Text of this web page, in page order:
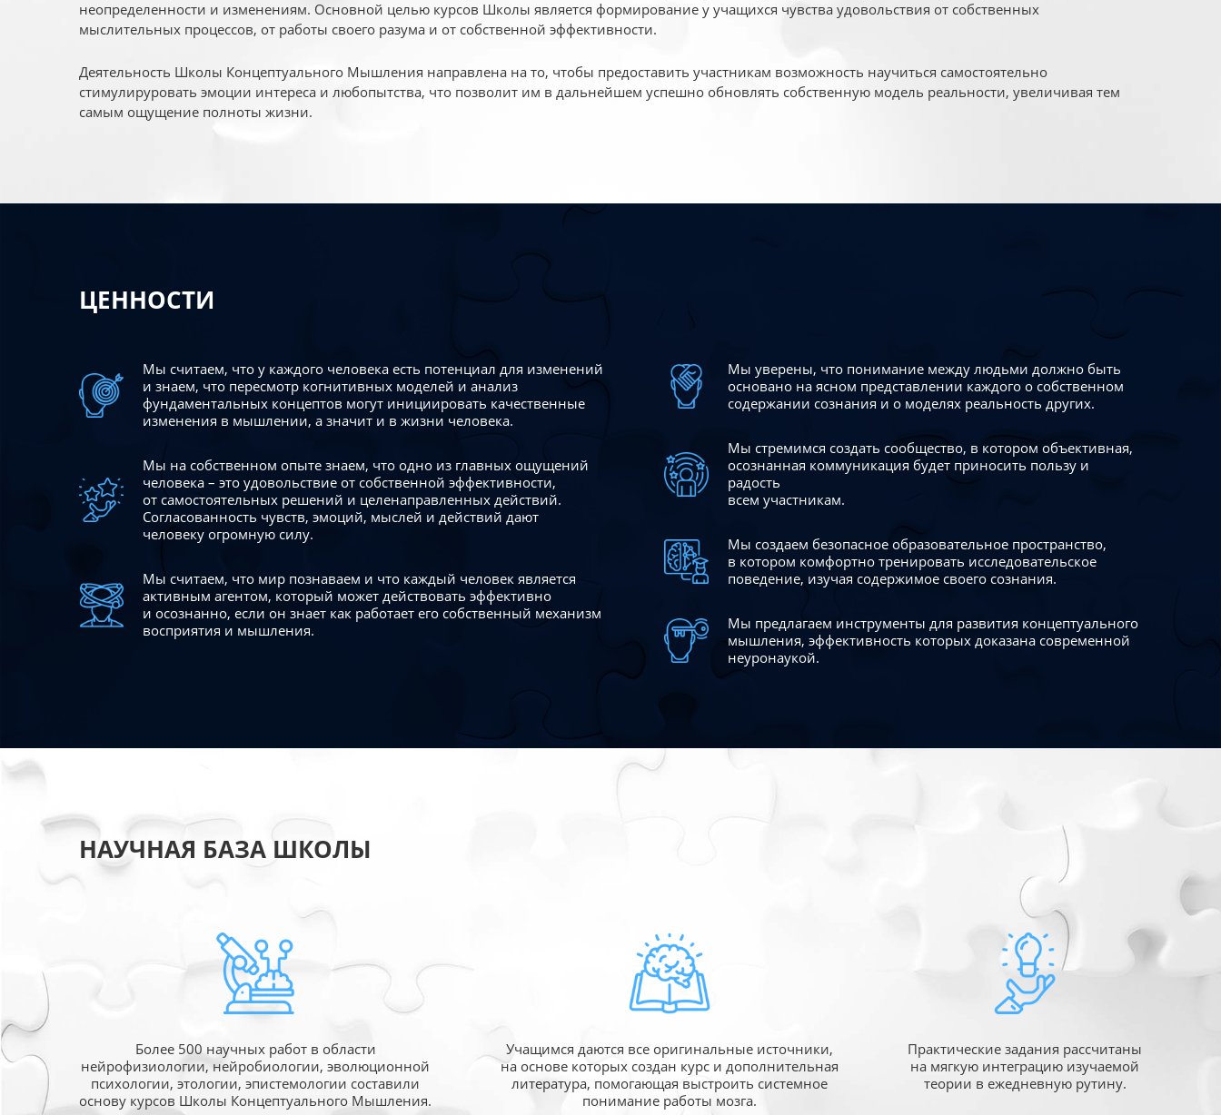
неопределенности и изменениям. Основной целью курсов Школы является формирование у учащихся чувства удовольствия от собственных
мыслительных процессов, от работы своего разума и от собственной эффективности.
Деятельность Школы Концептуального Мышления направлена на то, чтобы предоставить участникам возможность научиться самостоятельно
стимулируровать эмоции интереса и любопытства, что позволит им в дальнейшем успешно обновлять собственную модель реальности, увеличивая тем
самым ощущение полноты жизни.
ЦЕННОСТИ
Мы считаем, что у каждого человека есть потенциал для изменений
и знаем, что пересмотр когнитивных моделей и анализ
фундаментальных концептов могут инициировать качественные
изменения в мышлении, а значит и в жизни человека.
Мы на собственном опыте знаем, что одно из главных ощущений
человека – это удовольствие от собственной эффективности,
от самостоятельных решений и целенаправленных действий.
Согласованность чувств, эмоций, мыслей и действий дают
человеку огромную силу.
Мы считаем, что мир познаваем и что каждый человек является
активным агентом, который может действовать эффективно
и осознанно, если он знает как работает его собственный механизм
восприятия и мышления.
Мы уверены, что понимание между людьми должно быть
основано на ясном представлении каждого о собственном
содержании сознания и о моделях реальность других.
Мы стремимся создать сообщество, в котором объективная,
осознанная коммуникация будет приносить пользу и
радость
всем участникам.
Мы создаем безопасное образовательное пространство,
в котором комфортно тренировать исследовательское
поведение, изучая содержимое своего сознания.
Мы предлагаем инструменты для развития концептуального
мышления, эффективность которых доказана современной
неуронаукой.
НАУЧНАЯ БАЗА ШКОЛЫ
Более 500 научных работ в области
нейрофизиологии, нейробиологии, эволюционной
психологии, этологии, эпистемологии составили
основу курсов Школы Концептуального Мышления.
Учащимся даются все оригинальные источники,
на основе которых создан курс и дополнительная
литература, помогающая выстроить системное
понимание работы мозга.
Практические задания рассчитаны
на мягкую интеграцию изучаемой
теории в ежедневную рутину.